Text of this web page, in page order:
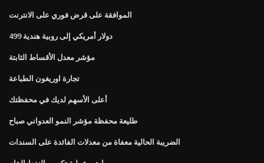
الموافقة على قرض فوري على الانترنت
499 دولار أمريكي إلى روبية هندية
مؤشر معدل الأقساط الثابتة
تجارة اوريغون الطباعة
أعلى الأسهم لديك في محفظتك
طليعة محفظة مؤشر النمو العدواني صباح
الضريبة الحالية معفاة من معدلات الفائدة على السندات